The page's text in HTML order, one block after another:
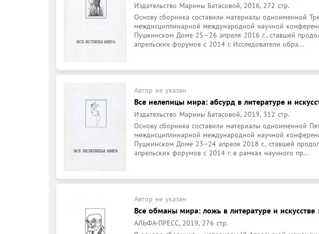
Издательство Марины Батасовой, 2016, 272 стр.
Основу сборника составили материалы одноименной
междисциплинарной международной научной
Пушкинском Доме 25—26 апреля 2016 г., ставшей
апрельских форумов с 2014 г. Исследователи обра...
Автор не указан
Все нелепицы мира: абсурд в литературе и
Издательство Марины Батасовой, 2019, 312 стр.
Основу сборника составили материалы одноименной
междисциплинарной международной научной
Пушкинском Доме 23–24 апреля 2018 г., ставшей
апрельских форумов с 2014 г. в рамках научного пр...
Автор не указан
Все обманы мира: ложь в литературе и искусстве
АЛЬФА-ПРЕСС, 2019, 276 стр.